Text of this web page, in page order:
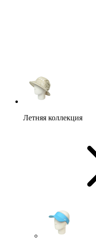
Летняя коллекция